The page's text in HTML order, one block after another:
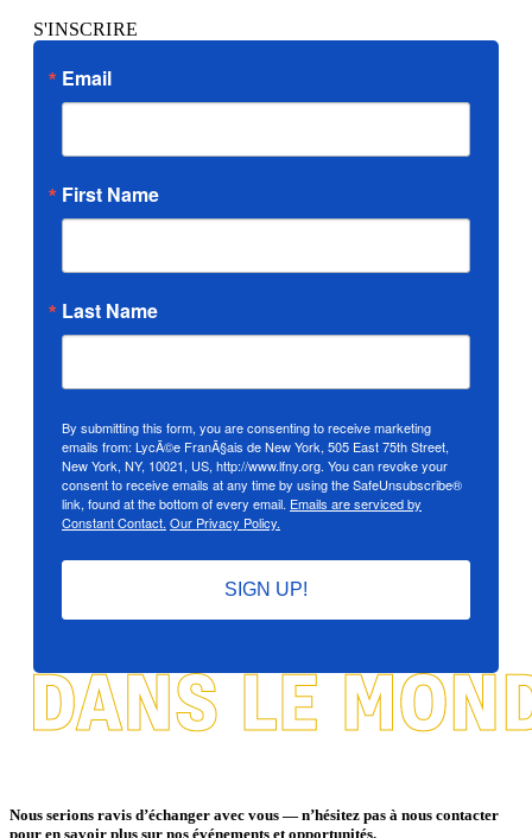
S'INSCRIRE
Email
First Name
Last Name
By submitting this form, you are consenting to receive marketing
emails from: LycÃ©e FranÃ§ais de New York, 505 East 75th Street,
New York, NY, 10021, US, http://www.lfny.org. You can revoke your
consent to receive emails at any time by using the SafeUnsubscribe®
link, found at the bottom of every email. Emails are serviced by
Constant Contact. Our Privacy Policy.
SIGN UP!
Nous serions ravis d’échanger avec vous — n’hésitez pas à nous contacter
pour en savoir plus sur nos événements et opportunités.